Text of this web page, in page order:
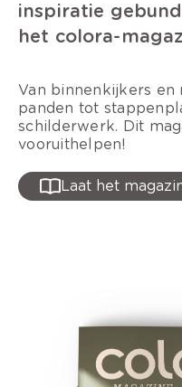
inspiratie
het colora-
Van binnenkijkers en
panden tot
schilderwerk. Dit
vooruithelpen!
Laat het